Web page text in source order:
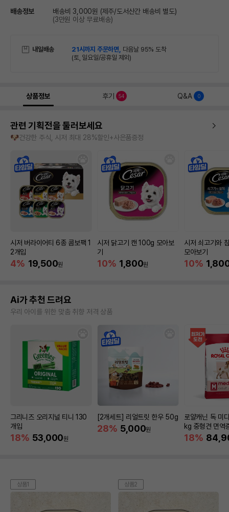
배송정보 배송비 3,000원 (제주/도서산간 배송비 별도)
(3만원 이상 무료배송)
내일배송 21시까지 주문하면, 다음날 95% 도착
(토, 일요일/공휴일 제외)
상품정보 후기 54 Q&A 0
관련 기획전을 둘러보세요
🐶건강한 주식, 시저 최대 28%할인+사은품증정
시저 버라이어티 6종 콤보팩 1
2개입
4% 19,500원
시저 닭고기 캔 100g 모아보
기
10% 1,800원
시저 쇠고기와
모아보기
10%
Ai가 추천 드려요
우리 아이를 위한 맞춤 취향 저격 상품
그리니즈 오리지널 티니 130
개입
18% 53,000원
[2개세트] 리얼트릿 한우 50g
28% 5,000원
로얄캐닌 독 미
kg 중형견 면역
18%
상품1 상품2